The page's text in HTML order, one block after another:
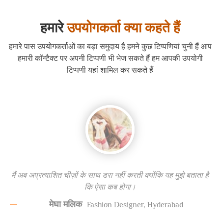
हमारेउपयोगकर्ता क्या कहते हैं
हमारे पास उपयोगकर्ताओं का बड़ा समुदाय है हमने कुछ टिप्पणियां चुनी हैं आप
हमारी कॉन्टैक्ट पर अपनी टिप्पणी भी भेज सकते हैं हम आपकी उपयोगी
टिप्पणी यहां शामिल कर सकते हैं